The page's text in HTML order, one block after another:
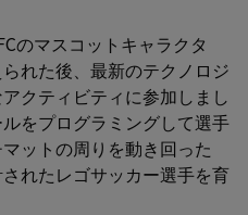
のマスコットキャラクタ
れた後、最新のテクノロジ
クティビティに参加しまし
をプログラミングして選手
ットの周りを動き回った
れたレゴサッカー選手を育